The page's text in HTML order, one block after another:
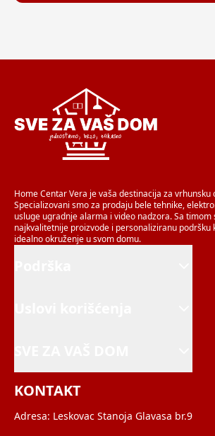
Home Centar Vera je vaša destinacija za vrhunsku
Specializovani smo za prodaju bele tehnike,
usluge ugradnje alarma i video nadzora. Sa
najkvalitetnije proizvode i personaliziranu podršku
idealno okruženje u svom domu.
KONTAKT
Adresa: Leskovac Stanoja Glavasa br.9